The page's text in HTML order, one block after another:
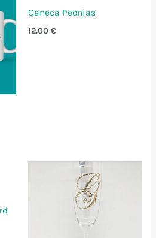
Caneca Peonias
12.00 €